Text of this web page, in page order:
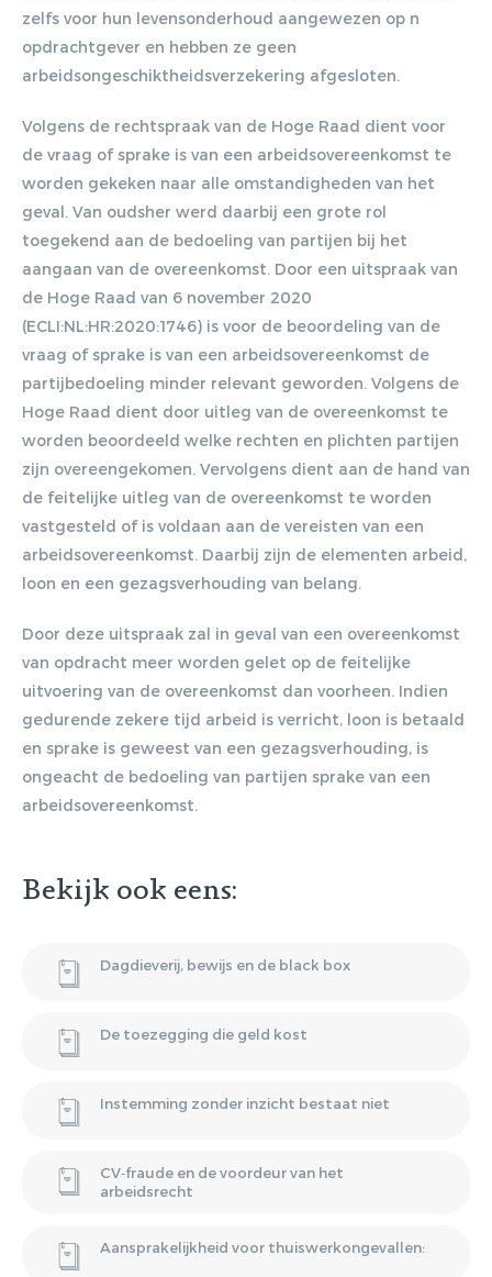
zelfs voor hun levensonderhoud aangewezen op n
opdrachtgever en hebben ze geen
arbeidsongeschiktheidsverzekering afgesloten.
Volgens de rechtspraak van de Hoge Raad dient voor
de vraag of sprake is van een arbeidsovereenkomst te
worden gekeken naar alle omstandigheden van het
geval. Van oudsher werd daarbij een grote rol
toegekend aan de bedoeling van partijen bij het
aangaan van de overeenkomst. Door een uitspraak van
de Hoge Raad van 6 november 2020
(ECLI:NL:HR:2020:1746) is voor de beoordeling van de
vraag of sprake is van een arbeidsovereenkomst de
partijbedoeling minder relevant geworden. Volgens de
Hoge Raad dient door uitleg van de overeenkomst te
worden beoordeeld welke rechten en plichten partijen
zijn overeengekomen. Vervolgens dient aan de hand van
de feitelijke uitleg van de overeenkomst te worden
vastgesteld of is voldaan aan de vereisten van een
arbeidsovereenkomst. Daarbij zijn de elementen arbeid,
loon en een gezagsverhouding van belang.
Door deze uitspraak zal in geval van een overeenkomst
van opdracht meer worden gelet op de feitelijke
uitvoering van de overeenkomst dan voorheen. Indien
gedurende zekere tijd arbeid is verricht, loon is betaald
en sprake is geweest van een gezagsverhouding, is
ongeacht de bedoeling van partijen sprake van een
arbeidsovereenkomst.
Bekijk ook eens:
Dagdieverij, bewijs en de black box
De toezegging die geld kost
Instemming zonder inzicht bestaat niet
CV‑fraude en de voordeur van het
arbeidsrecht
Aansprakelijkheid voor thuiswerkongevallen:
Gratis E-
magazine
ontvangen
Lorem ipsum dolor sit amet,
consectetur adipiscing elit. Nulla in
vestibulum massa. Fusce eu lacinia
erat, quis ultricies ex. Cras placerat
suscip.